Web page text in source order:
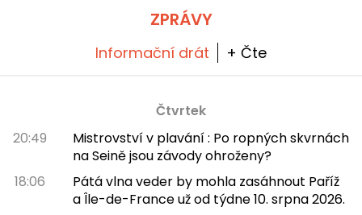
laboratoří doktora Hanka Pyma. Vyzkoušeli
jsme to a všechno vám o tom povíme!
ZPRÁVY
Informační drát + Čte
Čtvrtek
20:49
Mistrovství v plavání : Po ropných skvrnách
na Seině jsou závody ohroženy?
18:06
Pátá vlna veder by mohla zasáhnout Paříž
a Île-de-France už od týdne 10. srpna 2026.